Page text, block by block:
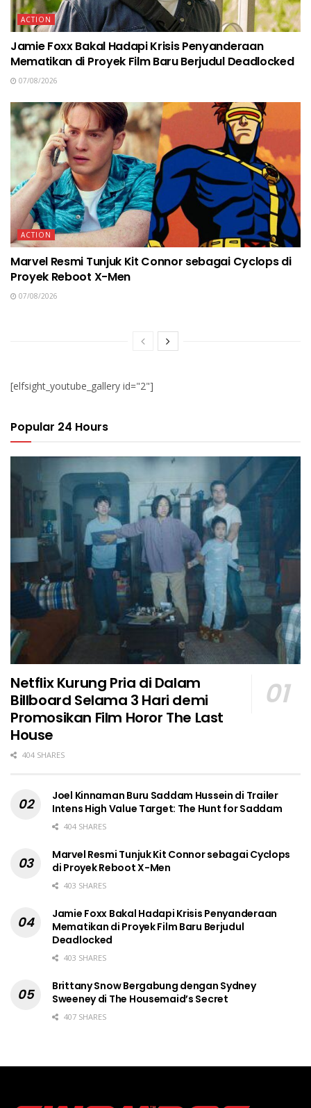
ACTION
Jamie Foxx Bakal Hadapi Krisis Penyanderaan
Mematikan di Proyek Film Baru Berjudul Deadlocked
07/08/2026
ACTION
Marvel Resmi Tunjuk Kit Connor sebagai Cyclops di
Proyek Reboot X-Men
07/08/2026
[elfsight_youtube_gallery id="2"]
Popular 24 Hours
Netflix Kurung Pria di Dalam
Billboard Selama 3 Hari demi
Promosikan Film Horor The Last
House
404 SHARES
Joel Kinnaman Buru Saddam Hussein di Trailer
Intens High Value Target: The Hunt for Saddam
404 SHARES
Marvel Resmi Tunjuk Kit Connor sebagai Cyclops
di Proyek Reboot X-Men
403 SHARES
Jamie Foxx Bakal Hadapi Krisis Penyanderaan
Mematikan di Proyek Film Baru Berjudul
Deadlocked
403 SHARES
Brittany Snow Bergabung dengan Sydney
Sweeney di The Housemaid’s Secret
407 SHARES